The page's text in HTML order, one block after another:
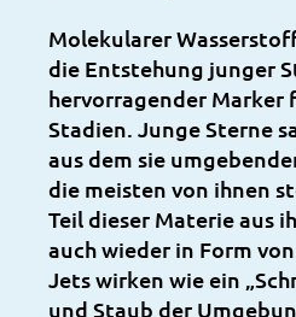
Molekularer
die Entstehung junger
hervorragender Marker
Stadien. Junge Sterne
aus dem sie
die meisten von ihnen
Teil dieser Materie aus
auch wieder in Form
Jets wirken wie ein
und Staub der